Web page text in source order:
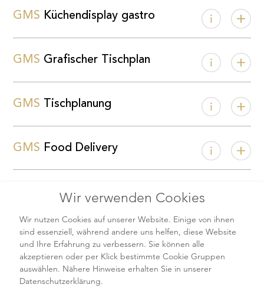
GMS Küchen­display gastro
GMS Grafischer Tischplan
GMS Tischplanung
GMS Food Delivery
Speed Go In
GMSReplikation
Wir verwenden Cookies
Wir nutzen Cookies auf unserer Website. Einige von ihnen
sind essenziell, während andere uns helfen, diese Website
und Ihre Erfahrung zu verbessern. Sie können alle
akzeptieren oder per Klick bestimmte Cookie Gruppen
auswählen. Nähere Hinweise erhalten Sie in unserer
Datenschutzerklärung.